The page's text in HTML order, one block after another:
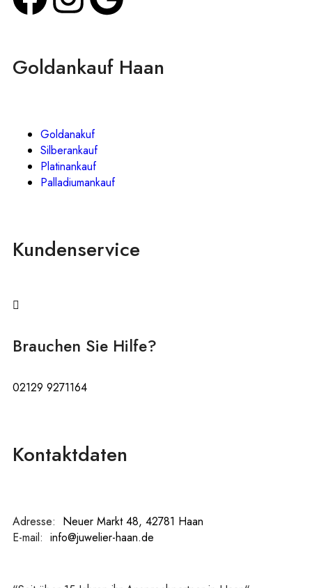
Goldankauf Haan
Goldanakuf
Silberankauf
Platinankauf
Palladiumankauf
Kundenservice
Brauchen Sie Hilfe?
02129 9271164
Kontaktdaten
Adresse: Neuer Markt 48, 42781 Haan
E-mail: info@juwelier-haan.de